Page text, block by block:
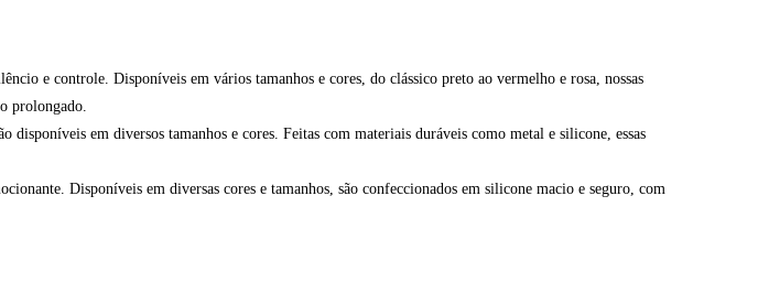
e controle. Disponíveis em vários tamanhos e cores, do clássico preto ao vermelho e rosa, nossas
prolongado.
disponíveis em diversos tamanhos e cores. Feitas com materiais duráveis como metal e silicone, essas
Disponíveis em diversas cores e tamanhos, são confeccionados em silicone macio e seguro, com